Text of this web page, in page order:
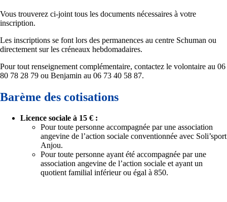
Vous trouverez ci-joint tous les documents nécessaires à votre
inscription.
Les inscriptions se font lors des permanences au centre Schuman ou
directement sur les créneaux hebdomadaires.
Pour tout renseignement complémentaire, contactez le volontaire au 06
80 78 28 79 ou Benjamin au 06 73 40 58 87.
Barème des cotisations
Licence sociale à 15 € :
Pour toute personne accompagnée par une association
angevine de l’action sociale conventionnée avec Soli’sport
Anjou.
Pour toute personne ayant été accompagnée par une
association angevine de l’action sociale et ayant un
quotient familial inférieur ou égal à 850.